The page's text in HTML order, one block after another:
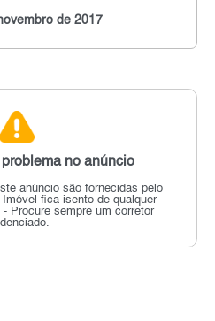
de 2017
problema no anúncio
anúncio são fornecidas pelo
fica isento de qualquer
- Procure sempre um corretor